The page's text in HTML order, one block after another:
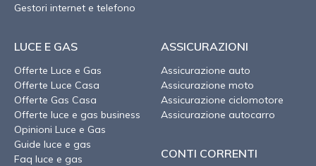
Gestori internet e telefono
LUCE E GAS
Offerte Luce e Gas
Offerte Luce Casa
Offerte Gas Casa
Offerte luce e gas business
Opinioni Luce e Gas
Guide luce e gas
Faq luce e gas
ASSICURAZIONI
Assicurazione auto
Assicurazione moto
Assicurazione ciclomotore
Assicurazione autocarro
CONTI CORRENTI